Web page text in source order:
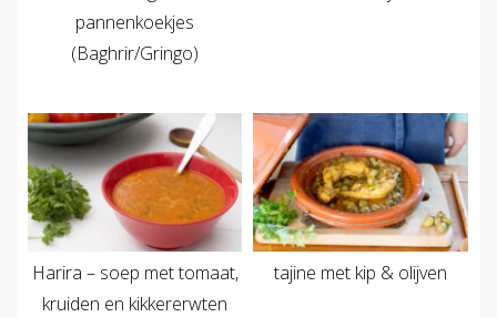
pannenkoekjes
(Baghrir/Gringo)
Harira – soep met tomaat,
kruiden en kikkererwten
tajine met kip & olijven